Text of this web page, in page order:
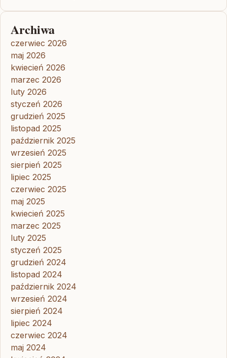
Archiwa
czerwiec 2026
maj 2026
kwiecień 2026
marzec 2026
luty 2026
styczeń 2026
grudzień 2025
listopad 2025
październik 2025
wrzesień 2025
sierpień 2025
lipiec 2025
czerwiec 2025
maj 2025
kwiecień 2025
marzec 2025
luty 2025
styczeń 2025
grudzień 2024
listopad 2024
październik 2024
wrzesień 2024
sierpień 2024
lipiec 2024
czerwiec 2024
maj 2024